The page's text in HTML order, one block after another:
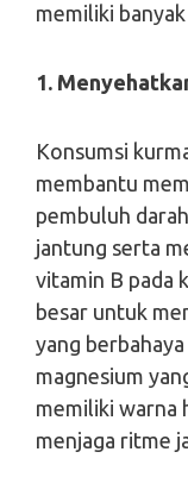
memiliki
1.
Konsumsi
membantu
pembuluh
jantung serta
vitamin B pada
besar untuk
yang
magnesium
memiliki warna
menjaga ritme